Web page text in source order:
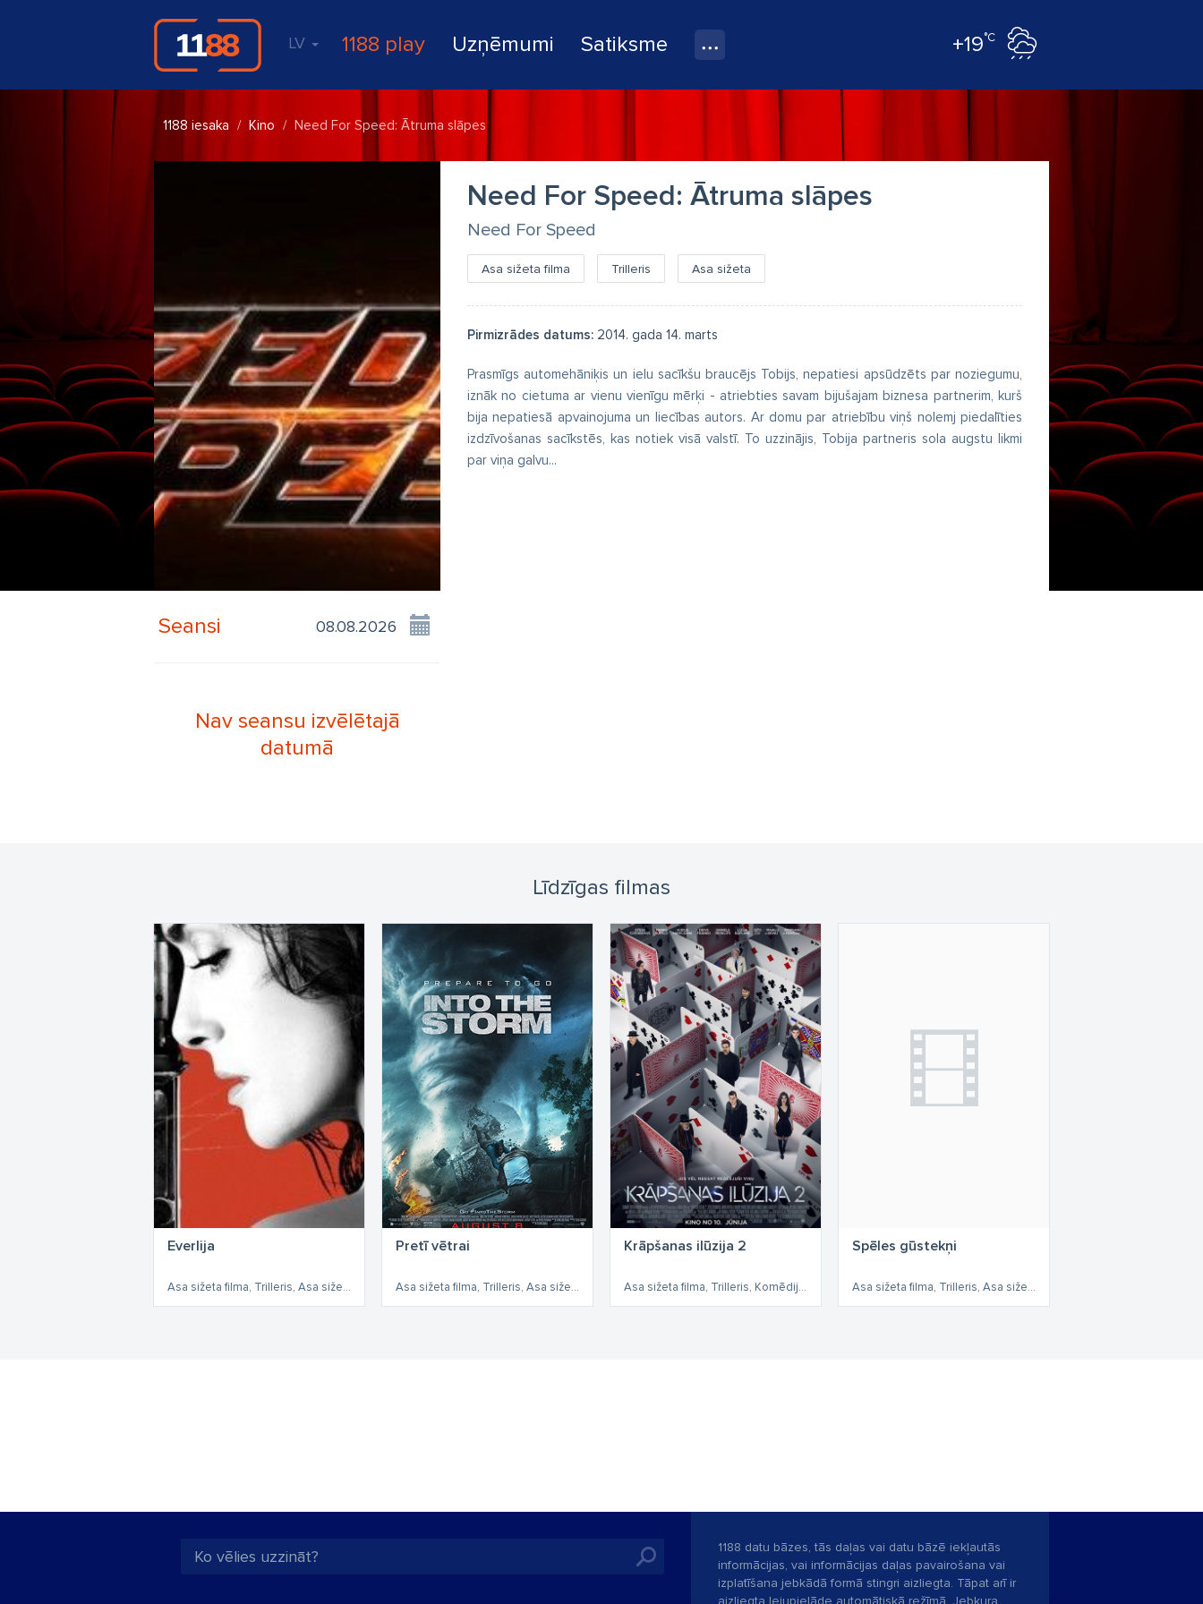
LV 1188 play Uzņēmumi Satiksme +19°C
1188 iesaka Kino Need For Speed: Ātruma slāpes
Seansi
Nav seansu izvēlētajā
datumā
Need For Speed: Ātruma slāpes
Need For Speed
Asa sižeta filma Trilleris Asa sižeta
Pirmizrādes datums: 2014. gada 14. marts
Prasmīgs automehāniķis un ielu sacīkšu braucējs Tobijs, nepatiesi apsūdzēts par noziegumu,
iznāk no cietuma ar vienu vienīgu mērķi - atriebties savam bijušajam biznesa partnerim, kurš
bija nepatiesā apvainojuma un liecības autors. Ar domu par atriebību viņš nolemj piedalīties
izdzīvošanas sacīkstēs, kas notiek visā valstī. To uzzinājis, Tobija partneris sola augstu likmi
par viņa galvu...
Līdzīgas filmas
Everlija
Asa sižeta filma, Trilleris, Asa sižeta
Pretī vētrai
Asa sižeta filma, Trilleris, Asa sižeta
Krāpšanas ilūzija 2
Asa sižeta filma, Trilleris, Komēdija, Asa sižeta
Spēles gūstekņi
Asa sižeta filma, Trilleris, Asa sižeta
1188 datu bāzes, tās daļas vai datu bāzē iekļautās
informācijas, vai informācijas daļas pavairošana vai
izplatīšana jebkādā formā stingri aizliegta. Tāpat arī ir
aizliegta lejupielāde automātiskā režīmā. Jebkura